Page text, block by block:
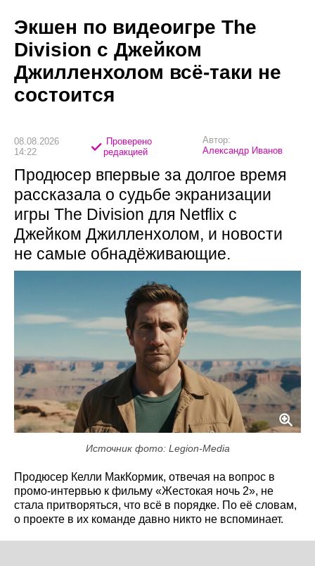
Экшен по видеоигре The
Division с Джейком
Джилленхолом всё-таки не
состоится
08.08.2026
14:22
Проверено
редакцией
Автор:
Александр Иванов
Продюсер впервые за долгое время
рассказала о судьбе экранизации
игры The Division для Netflix с
Джейком Джилленхолом, и новости
не самые обнадёживающие.
Источник фото: Legion-Media
Продюсер Келли МакКормик, отвечая на вопрос в
промо-интервью к фильму «Жестокая ночь 2», не
стала притворяться, что всё в порядке. По её словам,
о проекте в их команде давно никто не вспоминает.